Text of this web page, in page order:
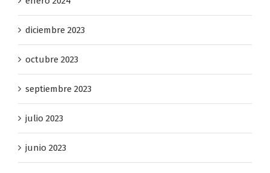
enero 2024
diciembre 2023
octubre 2023
septiembre 2023
julio 2023
junio 2023